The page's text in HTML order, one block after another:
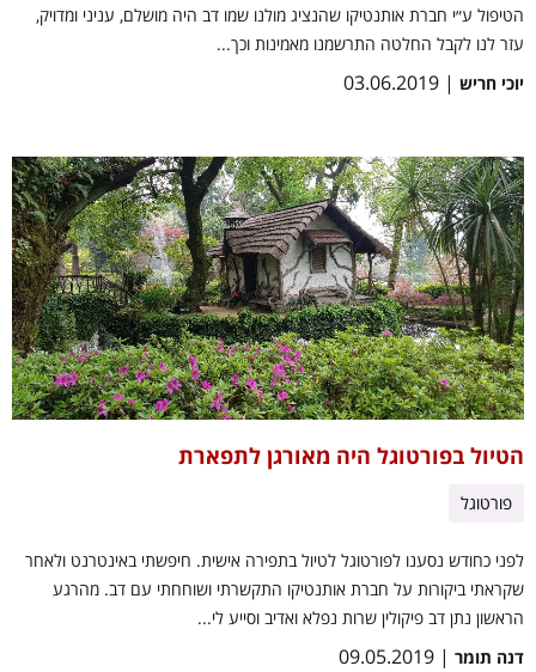
הטיפול ע״י חברת אותנטיקו שהנציג מולנו שמו דב היה מושלם, עניני ומדויק,
עזר לנו לקבל החלטה התרשמנו מאמינות וכך...
יוכי חריש | 03.06.2019
הטיול בפורטוגל היה מאורגן לתפארת
פורטוגל
לפני כחודש נסענו לפורטוגל לטיול בתפירה אישית. חיפשתי באינטרנט ולאחר
שקראתי ביקורות על חברת אותנטיקו התקשרתי ושוחחתי עם דב. מהרגע
הראשון נתן דב פיקולין שרות נפלא ואדיב וסייע לי...
דנה תומר | 09.05.2019